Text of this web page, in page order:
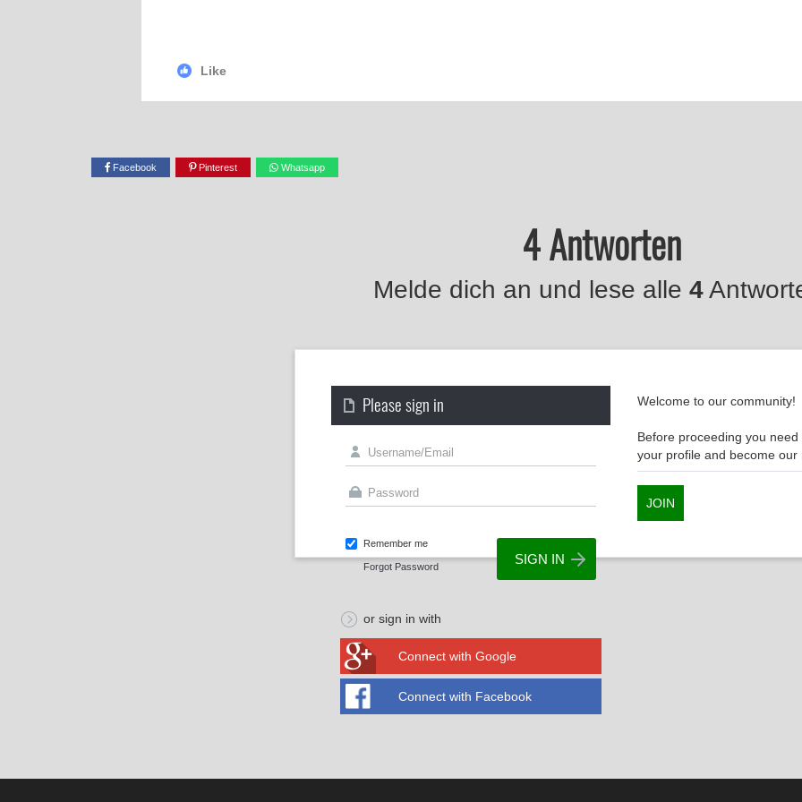
Like
Facebook Pinterest Whatsapp
4 Antworten
Melde dich an und lese alle 4
Please sign in
Remember me
Forgot Password
or sign in with
Connect with Google
Connect with Facebook
Welcome to our community!
Before proceeding you
your profile and become our
JOIN